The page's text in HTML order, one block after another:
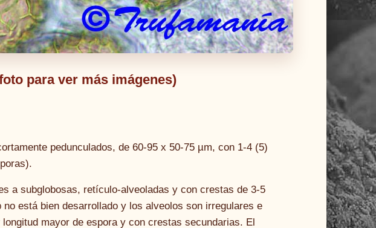
para ver más imágenes)
pedunculados, de 60-95 x 50-75 µm, con 1-4 (5)
a subglobosas, retículo-alveoladas y con crestas de 3-5
está bien desarrollado y los alveolos son irregulares e
mayor de espora y con crestas secundarias. El